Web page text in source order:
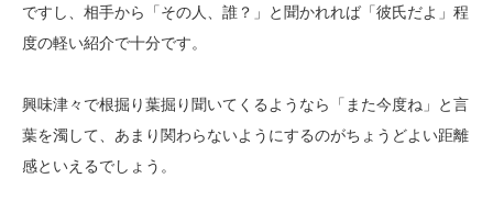
ですし、相手から「その人、誰？」と聞かれれば「彼氏だよ」程
度の軽い紹介で十分です。
興味津々で根掘り葉掘り聞いてくるようなら「また今度ね」と言
葉を濁して、あまり関わらないようにするのがちょうどよい距離
感といえるでしょう。